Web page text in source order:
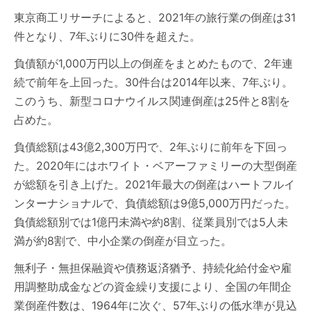
東京商工リサーチによると、2021年の旅行業の倒産は31
件となり、7年ぶりに30件を超えた。
負債額が1,000万円以上の倒産をまとめたもので、2年連
続で前年を上回った。30件台は2014年以来、7年ぶり。
このうち、新型コロナウイルス関連倒産は25件と8割を
占めた。
負債総額は43億2,300万円で、2年ぶりに前年を下回っ
た。2020年にはホワイト・ベアーファミリーの大型倒産
が総額を引き上げた。2021年最大の倒産はハートフルイ
ンターナショナルで、負債総額は9億5,000万円だった。
負債総額別では1億円未満や約8割、従業員別では5人未
満が約8割で、中小企業の倒産が目立った。
無利子・無担保融資や債務返済猶予、持続化給付金や雇
用調整助成金などの資金繰り支援により、全国の年間企
業倒産件数は、1964年に次ぐ、57年ぶりの低水準が見込